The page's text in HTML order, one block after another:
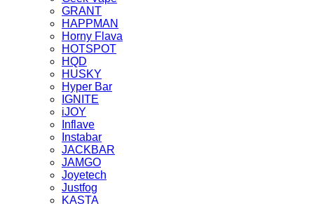
GRANT
HAPPMAN
Horny Flava
HOTSPOT
HQD
HUSKY
Hyper Bar
IGNITE
iJOY
Inflave
Instabar
JACKBAR
JAMGO
Joyetech
Justfog
KASTA